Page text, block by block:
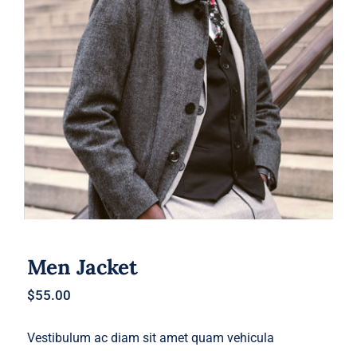
Men Jacket
Men Jacket
$55.00
Vestibulum ac diam sit amet quam vehicula